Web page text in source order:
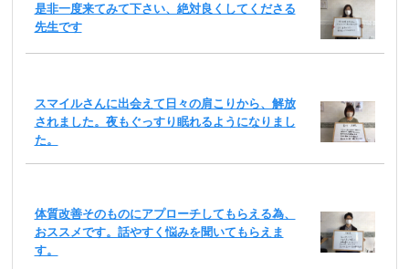
是非一度来てみて下さい、絶対良くしてくださる
先生です
スマイルさんに出会えて日々の肩こりから、解放
されました。夜もぐっすり眠れるようになりまし
た。
体質改善そのものにアプローチしてもらえる為、
おススメです。話やすく悩みを聞いてもらえま
す。